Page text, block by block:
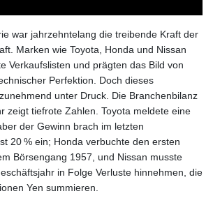
war jahrzehntelang die treibende Kraft der
Marken wie Toyota, Honda und Nissan
Verkaufslisten und prägten das Bild von
Perfektion. Doch dieses
unter Druck. Die Branchenbilanz
zeigt tiefrote Zahlen. Toyota meldete eine
der Gewinn brach im letzten
20 % ein; Honda verbuchte den ersten
Börsengang 1957, und Nissan musste
in Folge Verluste hinnehmen, die
Yen summieren.